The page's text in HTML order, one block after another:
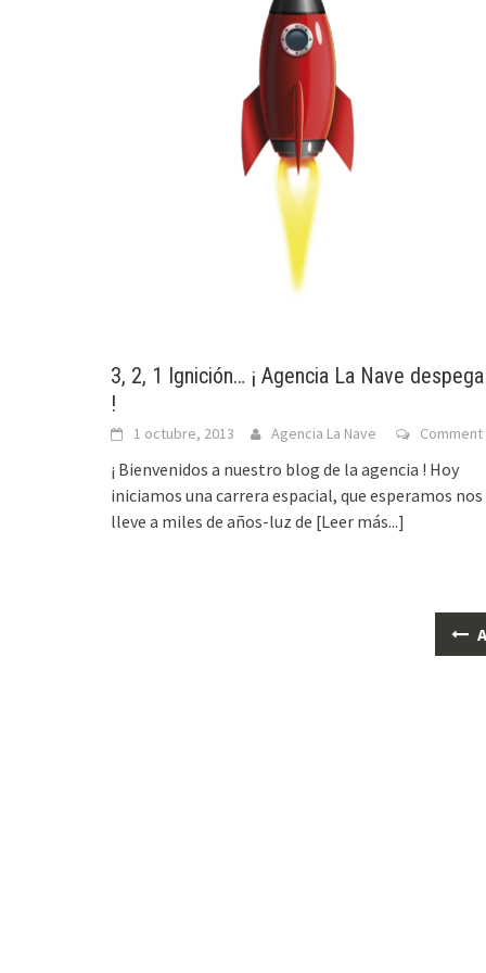
3, 2, 1 Ignición… ¡ Agencia La Nave despega
!
1 octubre, 2013 Agencia La Nave Comment
¡ Bienvenidos a nuestro blog de la agencia ! Hoy
iniciamos una carrera espacial, que esperamos nos
lleve a miles de años-luz de [Leer más...]